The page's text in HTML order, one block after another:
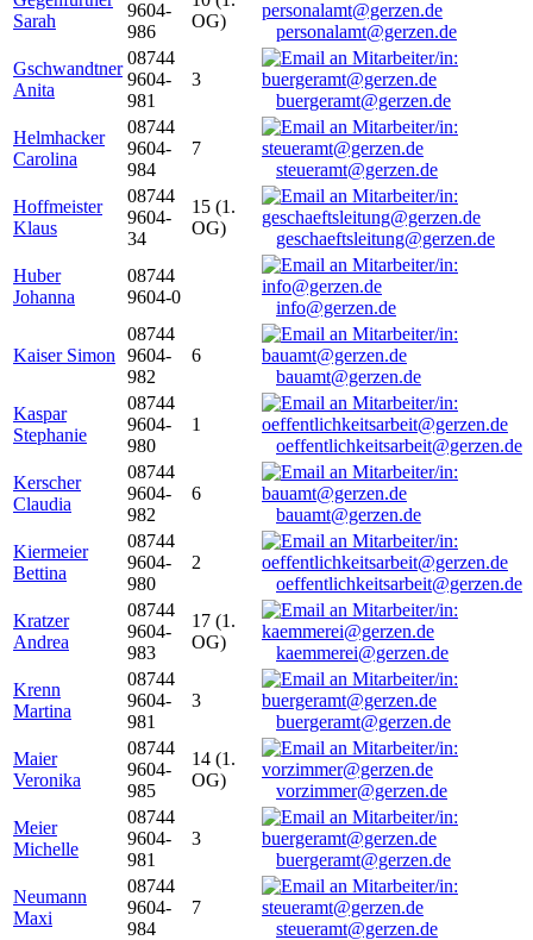
Sarah
9604-
986
OG)
personalamt@gerzen.de
Gschwandtner
Anita
08744
9604-
981
3
buergeramt@gerzen.de
Helmhacker
Carolina
08744
9604-
984
7
steueramt@gerzen.de
Hoffmeister
Klaus
08744
9604-
34
15 (1.
OG)
geschaeftsleitung@gerzen.de
Huber
Johanna
08744
9604-0
info@gerzen.de
Kaiser Simon
08744
9604-
982
6
bauamt@gerzen.de
Kaspar
Stephanie
08744
9604-
980
1
oeffentlichkeitsarbeit@gerzen.de
Kerscher
Claudia
08744
9604-
982
6
bauamt@gerzen.de
Kiermeier
Bettina
08744
9604-
980
2
oeffentlichkeitsarbeit@gerzen.de
Kratzer
Andrea
08744
9604-
983
17 (1.
OG)
kaemmerei@gerzen.de
Krenn
Martina
08744
9604-
981
3
buergeramt@gerzen.de
Maier
Veronika
08744
9604-
985
14 (1.
OG)
vorzimmer@gerzen.de
Meier
Michelle
08744
9604-
981
3
buergeramt@gerzen.de
Neumann
Maxi
08744
9604-
984
7
steueramt@gerzen.de